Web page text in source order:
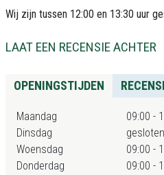
Wij zijn tussen 12:00 en 13:30 uur
LAAT EEN RECENSIE ACHTER
OPENINGSTIJDEN
Maandag
09:00 -
Dinsdag
gesloten
Woensdag
09:00 -
Donderdag
09:00 -